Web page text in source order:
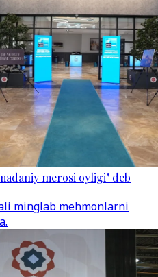
merosi oyligi" deb
minglab mehmonlarni